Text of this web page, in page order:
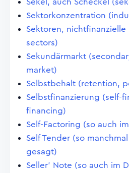
Sekel, auch Scheckel
Sektorkonzentration
Sektoren, nichtfinanzielle
sectors)
Sekundärmarkt
market)
Selbstbehalt (retention,
Selbstfinanzierung (self-
financing)
Self-Factoring (so auch
Self Tender (so
gesagt)
Seller' Note (so auch im